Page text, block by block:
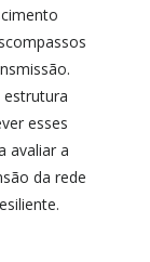
estrutura
esses
avaliar a
da rede